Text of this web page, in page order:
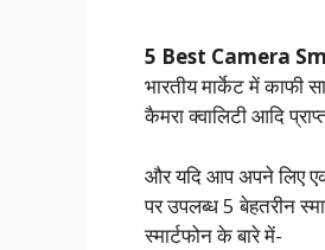
5 Best Camera
भारतीय मार्केट में काफी
कैमरा क्वालिटी आदि
और यदि आप अपने लिए
पर उपलब्ध 5 बेहतरीन
स्मार्टफोन के बारे में-